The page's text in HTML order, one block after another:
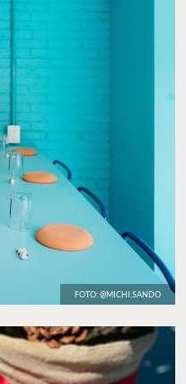
FOTO: @MICHI.SANDO